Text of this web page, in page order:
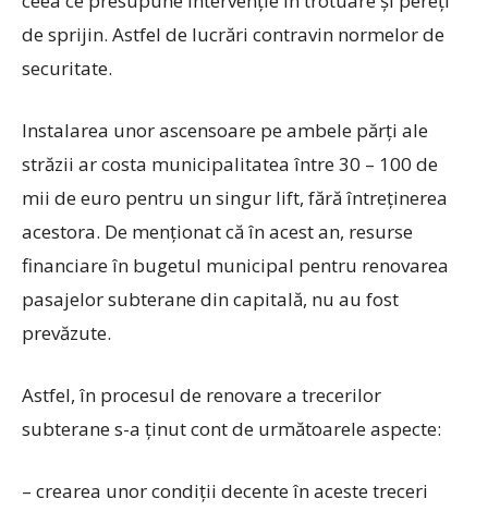
de sprijin. Astfel de lucrări contravin normelor de
securitate.
Instalarea unor ascensoare pe ambele părți ale
străzii ar costa municipalitatea între 30 – 100 de
mii de euro pentru un singur lift, fără întreținerea
acestora. De menționat că în acest an, resurse
financiare în bugetul municipal pentru renovarea
pasajelor subterane din capitală, nu au fost
prevăzute.
Astfel, în procesul de renovare a trecerilor
subterane s-a ținut cont de următoarele aspecte:
– crearea unor condiții decente în aceste treceri